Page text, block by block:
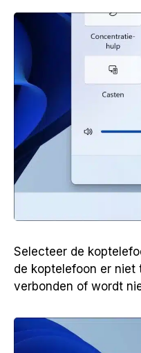
Selecteer de
de koptelefoon er
verbonden of wordt